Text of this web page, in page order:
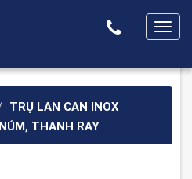
T
g
g
n
TRỤ LAN CAN INOX
THANH RAY